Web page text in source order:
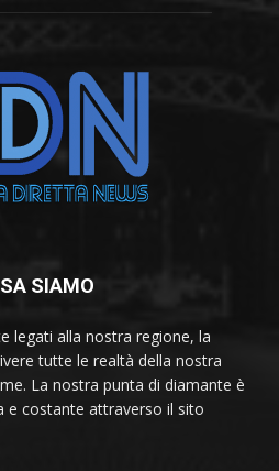
SIAMO
legati alla nostra regione, la
tutte le realtà della nostra
La nostra punta di diamante è
e costante attraverso il sito